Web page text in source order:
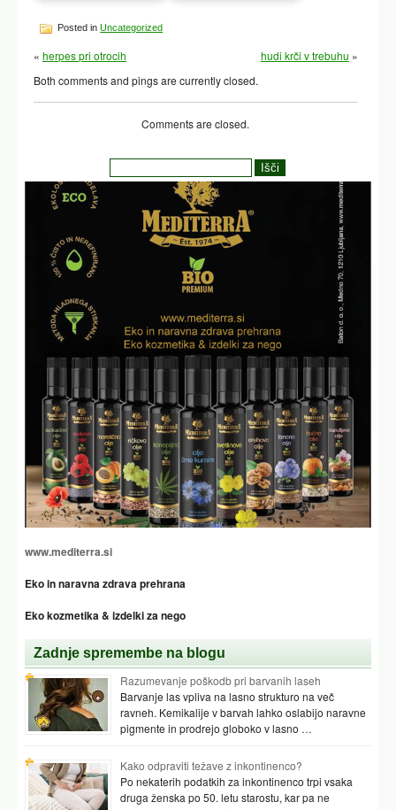
Posted inUncategorized
«herpes pri otrocih hudi krči v trebuhu »
Both comments and pings are currently closed.
Comments are closed.
www.mediterra.si
Eko in naravna zdrava prehrana
Eko kozmetika & izdelki za nego
Zadnje spremembe na blogu
Razumevanje poškodb pri barvanih laseh
Barvanje las vpliva na lasno strukturo na več
ravneh. Kemikalije v barvah lahko oslabijo naravne
pigmente in prodrejo globoko v lasno …
Kako odpraviti težave z inkontinenco?
Po nekaterih podatkih za inkontinenco trpi vsaka
druga ženska po 50. letu starostu, kar pa ne